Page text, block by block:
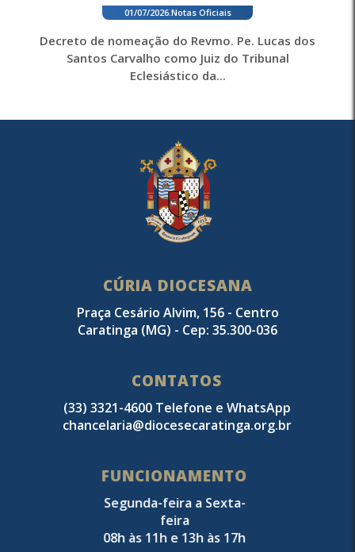
01/07/2026. Notas Oficiais
Decreto de nomeação do Revmo. Pe. Lucas dos
Santos Carvalho como Juiz do Tribunal
Eclesiástico da...
CÚRIA DIOCESANA
Praça Cesário Alvim, 156 - Centro
Caratinga (MG) - Cep: 35.300-036
CONTATOS
(33) 3321-4600 Telefone e WhatsApp
chancelaria@diocesecaratinga.org.br
FUNCIONAMENTO
Segunda-feira a Sexta-
feira
08h às 11h e 13h às 17h